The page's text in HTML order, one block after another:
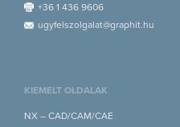
+36 1 436 9606
ugyfelszolgalat@graphit.hu
KIEMELT OLDALAK
NX – CAD/CAM/CAE